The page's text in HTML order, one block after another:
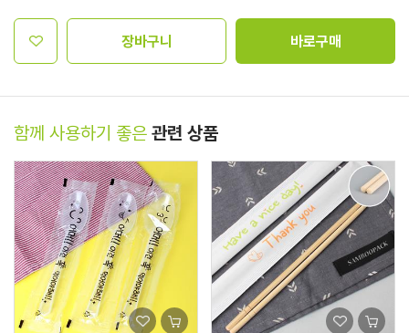
장바구니 바로구매
함께 사용하기 좋은 관련 상품